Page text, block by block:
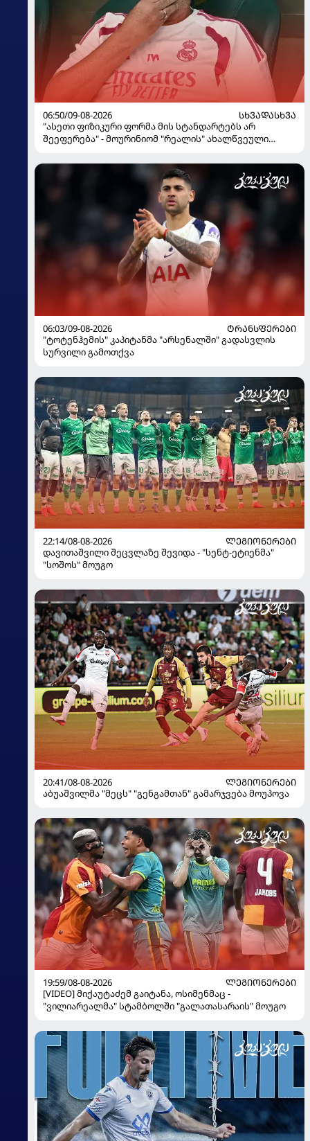
06:50/09-08-2026
ᲡᲮᲕᲐᲓᲐᲡᲮᲕᲐ
"ასეთი ფიზიკური ფორმა მის სტანდარტებს არ
შეეფერება" - მოურინიომ "რეალის" ახალწვეული
06:03/09-08-2026
ᲢᲠᲐᲜᲡᲤᲔᲠᲔᲑᲘ
"ტოტენჰემის" კაპიტანმა "არსენალში" გადასვლის
სურვილი გამოთქვა
22:14/08-08-2026
ᲚᲔᲒᲘᲝᲜᲔᲠᲔᲑᲘ
დავითაშვილი შეცვლაზე შევიდა - "სენტ-ეტიენმა"
"სოშოს" მოუგო
20:41/08-08-2026
ᲚᲔᲒᲘᲝᲜᲔᲠᲔᲑᲘ
აბუაშვილმა "მეცს" "გენგამთან" გამარჯვება მოუპოვა
19:59/08-08-2026
ᲚᲔᲒᲘᲝᲜᲔᲠᲔᲑᲘ
[VIDEO] მიქაუტაძემ გაიტანა, ოსიმენმაც -
"ვილიარეალმა" სტამბოლში "გალათასარაის" მოუგო